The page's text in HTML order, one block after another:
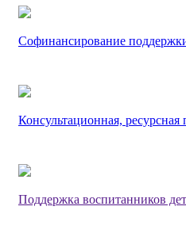
Софинансирование
Консультационная,
Поддержка воспитанников